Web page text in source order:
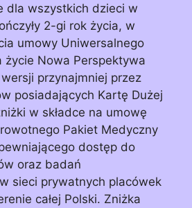
dla wszystkich dzieci w
2-gi rok życia, w
umowy Uniwersalnego
życie Nowa Perspektywa
przynajmniej przez
posiadających Kartę Dużej
w składce na umowę
Pakiet Medyczny
dostęp do
oraz badań
sieci prywatnych placówek
całej Polski. Zniżka